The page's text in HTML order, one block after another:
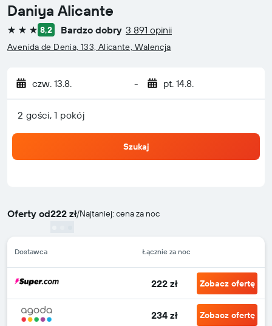
Daniya Alicante
3 gwiazdki
8,2 Bardzo dobry 3 891 opinii
Avenida de Denia, 133, Alicante, Walencja
czw. 13.8. - pt. 14.8.
2 gości, 1 pokój
Szukaj
Oferty od222 zł/Najtaniej: cena za noc
Dostawca Łącznie za noc
222 zł Zobacz ofertę
234 zł Zobacz ofertę